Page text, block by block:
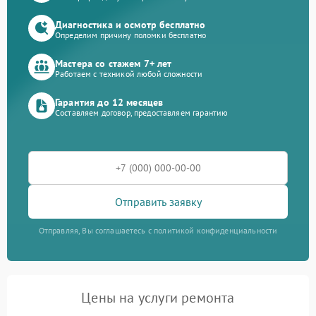
Диагностика и осмотр бесплатно
Определим причину поломки бесплатно
Мастера со стажем 7+ лет
Работаем с техникой любой сложности
Гарантия до 12 месяцев
Составляем договор, предоставляем гарантию
Отправить заявку
Отправляя, Вы соглашаетесь с политикой конфиденциальности
Цены на услуги ремонта